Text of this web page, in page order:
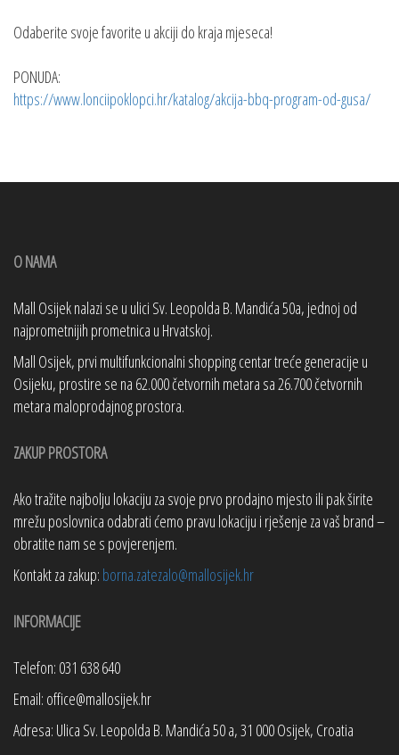
Odaberite svoje favorite u akciji do kraja mjeseca!
PONUDA:
https://www.lonciipoklopci.hr/katalog/akcija-bbq-program-od-gusa/
O NAMA
Mall Osijek nalazi se u ulici Sv. Leopolda B. Mandića 50a, jednoj od
najprometnijih prometnica u Hrvatskoj.
Mall Osijek, prvi multifunkcionalni shopping centar treće generacije u
Osijeku, prostire se na 62.000 četvornih metara sa 26.700 četvornih
metara maloprodajnog prostora.
ZAKUP PROSTORA
Ako tražite najbolju lokaciju za svoje prvo prodajno mjesto ili pak širite
mrežu poslovnica odabrati ćemo pravu lokaciju i rješenje za vaš brand –
obratite nam se s povjerenjem.
Kontakt za zakup: borna.zatezalo@mallosijek.hr
INFORMACIJE
Telefon: 031 638 640
Email: office@mallosijek.hr
Adresa: Ulica Sv. Leopolda B. Mandića 50 a, 31 000 Osijek, Croatia